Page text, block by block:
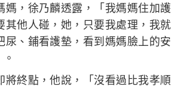
媽，徐乃麟透露，「我媽媽住加護
其他人碰，她，只要我處理，我就
尿、鋪看護墊，看到媽媽臉上的安
將終點，他說，「沒看過比我孝順